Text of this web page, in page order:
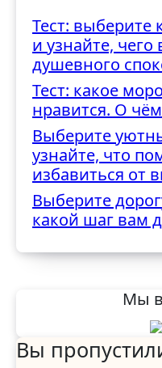
Тест: выберите
и узнайте, чего
душевного
Тест: какое
нравится. О
Выберите
узнайте, что
избавиться от
Выберите
какой шаг вам
Мы в
Вы